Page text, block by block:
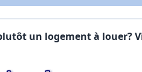
un logement à louer?